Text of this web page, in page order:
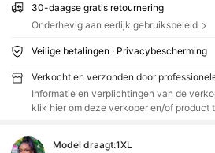
30-daagse gratis retournering
Onderhevig aan eerlijk gebruiksbeleid
Veilige betalingen · Privacybescherming
Verkocht en verzonden door
Informatie en verplichtingen van de
klik hier om deze verkoper en/of product
Model draagt:1XL